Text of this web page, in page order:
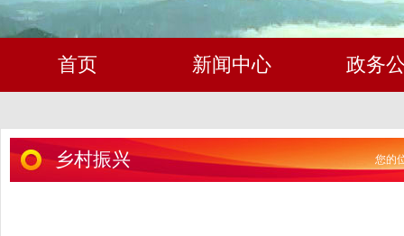
首页 新闻中心 政务
乡村振兴 您的